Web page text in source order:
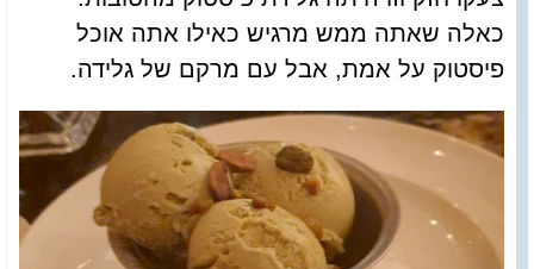
כאלה שאתה ממש מרגיש כאילו אתה אוכל
פיסטוק על אמת, אבל עם מרקם של גלידה.